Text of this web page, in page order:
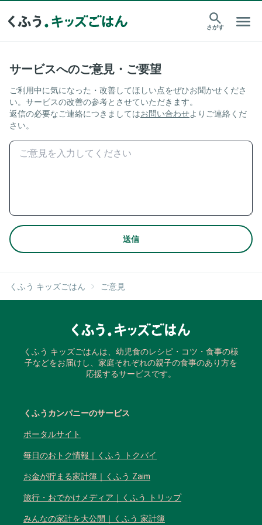
さがす
サービスへのご意見・ご要望
ご利用中に気になった・改善してほしい点をぜひお聞かせくださ
い。サービスの改善の参考とさせていただきます。
返信の必要なご連絡につきましてはお問い合わせよりご連絡くだ
さい。
送信
くふう キッズごはん ご意見
くふう キッズごはんは、幼児食のレシピ・コツ・食事の様
子などをお届けし、家庭それぞれの親子の食事のあり方を
応援するサービスです。
くふうカンパニーのサービス
ポータルサイト
毎日のおトク情報｜くふう トクバイ
お金が貯まる家計簿｜くふう Zaim
旅行・おでかけメディア｜くふう トリップ
みんなの家計を大公開｜くふう 家計簿